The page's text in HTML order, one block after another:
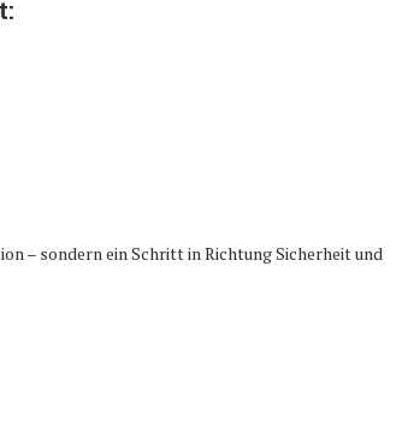
– sondern ein Schritt in Richtung Sicherheit und